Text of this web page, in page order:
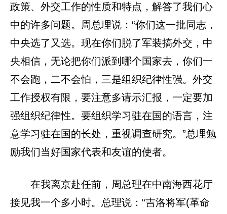
政策、外交工作的性质和特点，解答了我们心
中的许多问题。周总理说：“你们这一批同志，
中央选了又选。现在你们脱了军装搞外交，中
央相信，无论把你们派到哪个国家去，你们一
不会跑，二不会怕，三是组织纪律性强。外交
工作授权有限，要注意多请示汇报，一定要加
强组织纪律性。要组织学习驻在国的语言，注
意学习驻在国的长处，重视调查研究。”总理勉
励我们当好国家代表和友谊的使者。
在我离京赴任前，周总理在中南海西花厅
接见我一个多小时。总理说：“吉洛将军(革命